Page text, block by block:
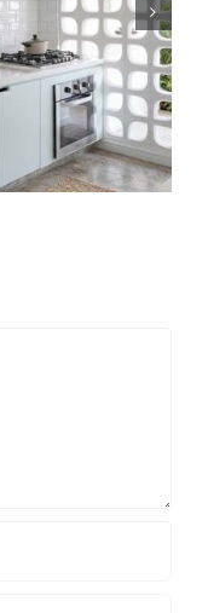
Diperhatikan
Memindah
Mandi